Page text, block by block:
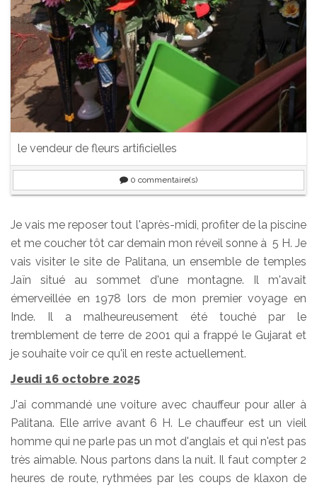
le vendeur de fleurs artificielles
0 commentaire(s)
Je vais me reposer tout l'après-midi, profiter de la piscine
et me coucher tôt car demain mon réveil sonne à 5 H. Je
vais visiter le site de Palitana, un ensemble de temples
Jaïn situé au sommet d'une montagne. Il m'avait
émerveillée en 1978 lors de mon premier voyage en
Inde. Il a malheureusement été touché par le
tremblement de terre de 2001 qui a frappé le Gujarat et
je souhaite voir ce qu'il en reste actuellement.
Jeudi 16 octobre 2025
J'ai commandé une voiture avec chauffeur pour aller à
Palitana. Elle arrive avant 6 H. Le chauffeur est un vieil
homme qui ne parle pas un mot d'anglais et qui n'est pas
très aimable. Nous partons dans la nuit. Il faut compter 2
heures de route, rythmées par les coups de klaxon de